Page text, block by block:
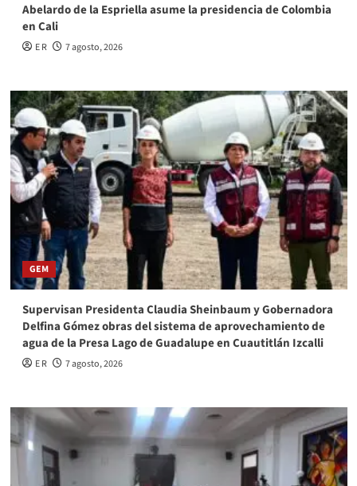
Abelardo de la Espriella asume la presidencia de Colombia
en Cali
E R 7 agosto, 2026
GEM
Supervisan Presidenta Claudia Sheinbaum y Gobernadora
Delfina Gómez obras del sistema de aprovechamiento de
agua de la Presa Lago de Guadalupe en Cuautitlán Izcalli
E R 7 agosto, 2026